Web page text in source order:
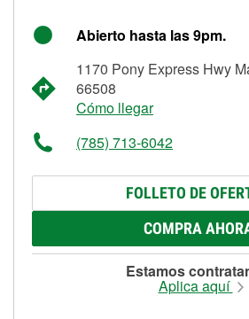
Abierto hasta las 9pm.
1170 Pony Express Hwy
66508
Cómo llegar
(785) 713-6042
FOLLETO DE
COMPRA
Estamos
Aplica aquí